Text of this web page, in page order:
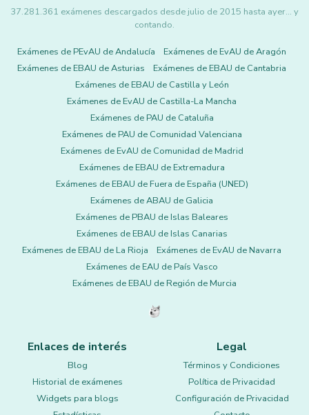
37.281.361 exámenes descargados desde julio de 2015 hasta ayer... y
contando.
Exámenes de PEvAU de Andalucía
Exámenes de EvAU de Aragón
Exámenes de EBAU de Asturias
Exámenes de EBAU de Cantabria
Exámenes de EBAU de Castilla y León
Exámenes de EvAU de Castilla-La Mancha
Exámenes de PAU de Cataluña
Exámenes de PAU de Comunidad Valenciana
Exámenes de EvAU de Comunidad de Madrid
Exámenes de EBAU de Extremadura
Exámenes de EBAU de Fuera de España (UNED)
Exámenes de ABAU de Galicia
Exámenes de PBAU de Islas Baleares
Exámenes de EBAU de Islas Canarias
Exámenes de EBAU de La Rioja
Exámenes de EvAU de Navarra
Exámenes de EAU de País Vasco
Exámenes de EBAU de Región de Murcia
Enlaces de interés
Blog
Historial de exámenes
Widgets para blogs
Legal
Términos y Condiciones
Política de Privacidad
Configuración de Privacidad